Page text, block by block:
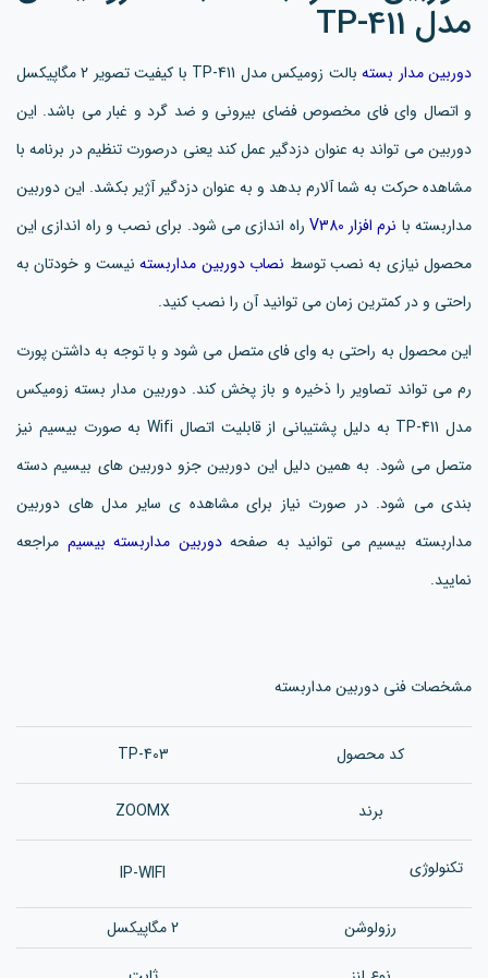
مدل TP-411
دوربین مدار بسته
بالت زومیکس مدل TP-411 با کیفیت تصویر 2 مگاپیکسل
و اتصال وای فای مخصوص فضای بیرونی و ضد گرد و غبار می‌ باشد. این
دوربین می تواند به عنوان دزدگیر عمل کند یعنی درصورت تنظیم در برنامه با
مشاهده حرکت به شما آلارم بدهد و به عنوان دزدگیر آژیر بکشد. این دوربین
مداربسته با نرم افزار V380
راه اندازی می شود. برای نصب و راه اندازی این
محصول نیازی به نصب توسط نصاب دوربین مداربستهنیست و خودتان به
راحتی و در کمترین زمان می توانید آن را نصب کنید.
این محصول به راحتی به وای فای متصل می شود و با توجه به داشتن پورت
رم می تواند تصاویر را ذخیره و باز پخش کند. دوربین مدار بسته زومیکس
مدل TP-411 به دلیل پشتیبانی از قابلیت اتصال Wifi به صورت بیسیم نیز
متصل می شود. به همین دلیل این دوربین جزو دوربین های بیسیم دسته
بندی می شود. در صورت نیاز برای مشاهده ی سایر مدل های دوربین
مداربسته بیسیم می توانید به صفحهدوربین مداربسته بیسیم مراجعه
نمایید.
مشخصات فنی دوربین مداربسته
کد محصول TP-403
برند ZOOMX
تکنولوژی IP-WIFI
رزولوشن
2 مگاپیکسل